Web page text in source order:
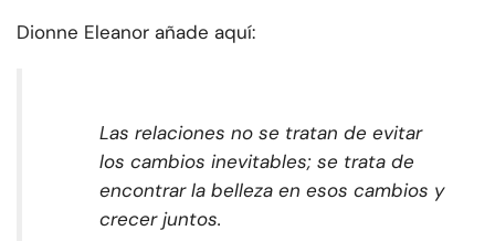
Dionne Eleanor añade aquí:
Las relaciones no se tratan de evitar
los cambios inevitables; se trata de
encontrar la belleza en esos cambios y
crecer juntos.